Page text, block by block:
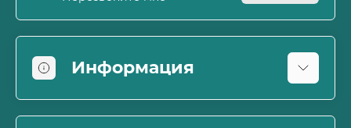
Информация